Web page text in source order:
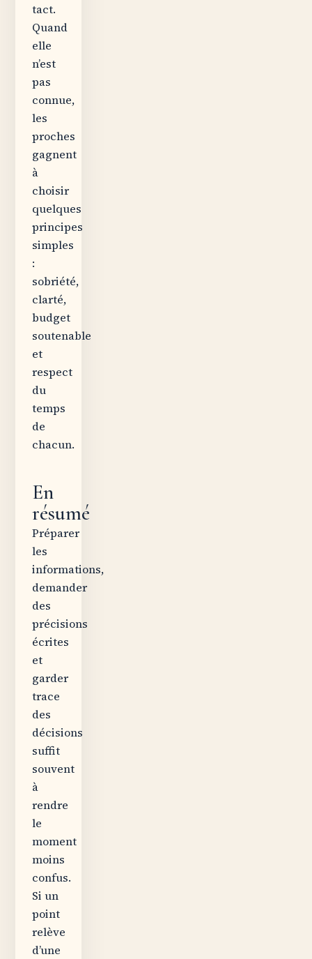
tact.
Quand
elle
n’est
pas
connue,
les
proches
gagnent
à
choisir
quelques
principes
simples
:
sobriété,
clarté,
budget
soutenable
et
respect
du
temps
de
chacun.
En
résumé
Préparer
les
informations,
demander
des
précisions
écrites
et
garder
trace
des
décisions
suffit
souvent
à
rendre
le
moment
moins
confus.
Si un
point
relève
d’une